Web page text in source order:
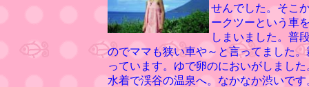
せんでした。そこ
ークツーという車
しまいました。普
のでママも狭い車や～と言ってました
っています。ゆで卵のにおいがしまし
水着で渓谷の温泉へ。なかなか渋いで